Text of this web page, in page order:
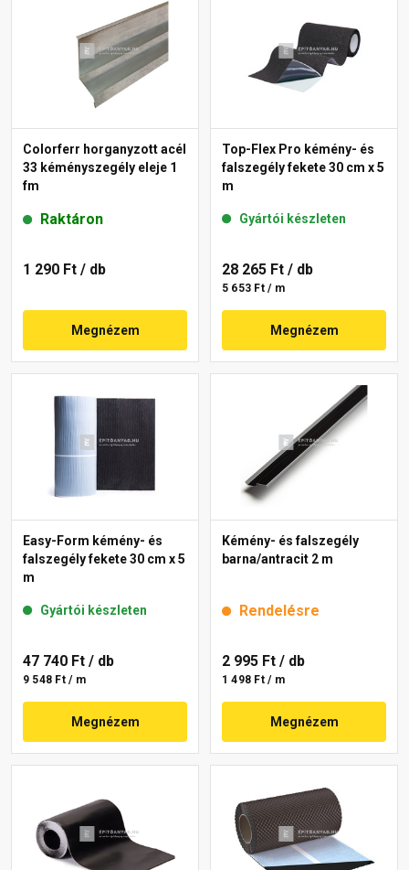
Colorferr horganyzott acél
33 kéményszegély eleje 1
fm
Raktáron
1 290 Ft / db
Megnézem
Top-Flex Pro kémény- és
falszegély fekete 30 cm x 5
m
Gyártói készleten
28 265 Ft / db
5 653 Ft / m
Megnézem
Easy-Form kémény- és
falszegély fekete 30 cm x 5
m
Gyártói készleten
47 740 Ft / db
9 548 Ft / m
Megnézem
Kémény- és falszegély
barna/antracit 2 m
Rendelésre
2 995 Ft / db
1 498 Ft / m
Megnézem